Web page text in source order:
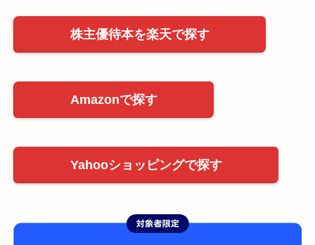
株主優待本を楽天で探す
Amazonで探す
Yahooショッピングで探す